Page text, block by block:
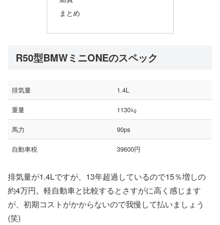
まとめ
R50型BMWミニONEのスペック
排気量 1.4L
重量 1130㎏
馬力 90ps
自動車税 39600円
排気量が1.4Lですが、13年超過しているので15％増しの
約4万円。軽自動車と比較するとさすがに高く感じます
が、初期コストがかからないので我慢して払いましょう
(笑)